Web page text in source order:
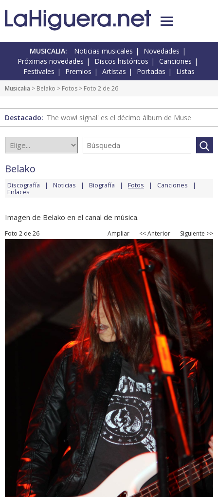
MUSICALIA: Noticias musicales
Novedades
Próximas novedades
Discos históricos
Canciones
Festivales
Premios Artistas Portadas Listas
Musicalia > Belako > Fotos > Foto 2 de 26
Destacado: 'The wow! signal' es el décimo álbum de Muse
Belako
Discografía Noticias Biografía Fotos Canciones
Enlaces
Imagen de Belako en el canal de música.
Foto 2 de 26 Ampliar << Anterior Siguiente >>